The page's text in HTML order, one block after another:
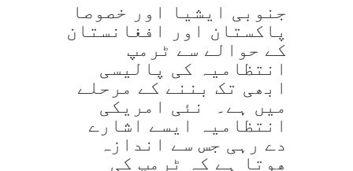
جنوبی ایشیا اور خصوصا
پاکستان اور افغانستان
کے حوالے سے ٹرمپ
انتظامیہ کی پالیسی
ابھی تک بننے کے مرحلے
میں ہے۔ نئی امریکی
انتظامیہ ایسے اشارے
دے رہی جس سے اندازہ
ھوتا ہے کہ ٹرمپ کی